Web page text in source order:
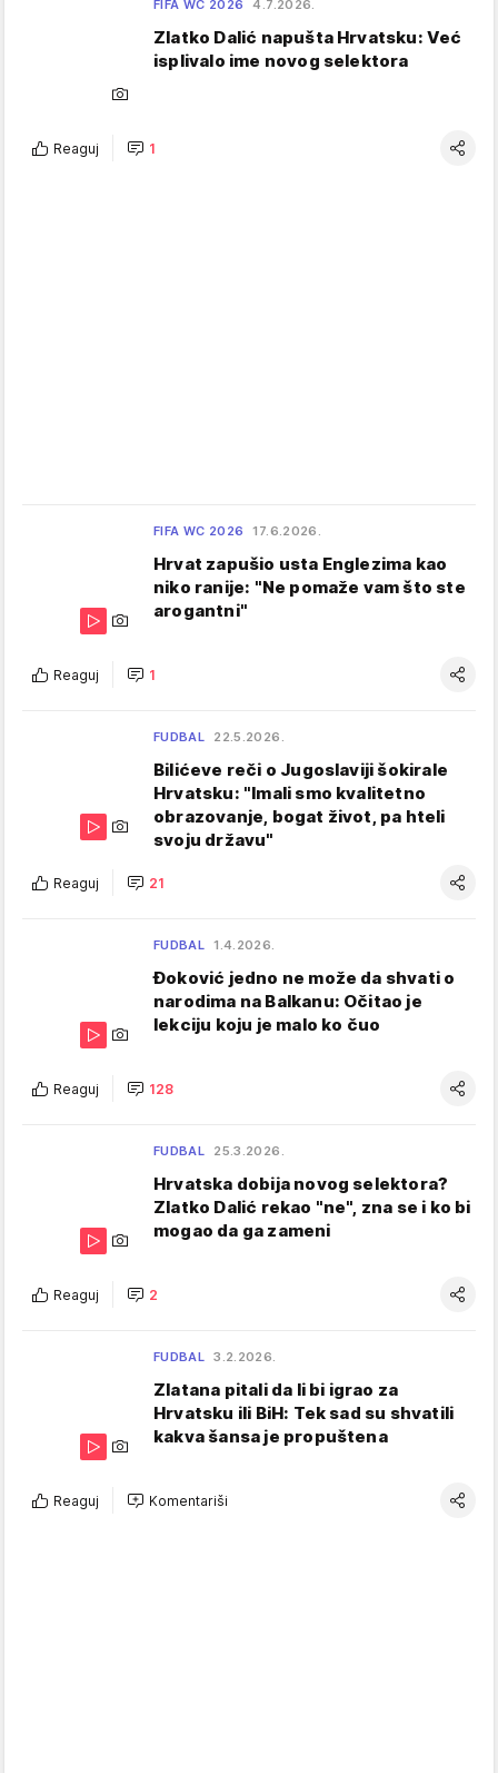
FIFA WC 2026 4.7.2026.
Zlatko Dalić napušta Hrvatsku: Već
isplivalo ime novog selektora
Reaguj 1
FIFA WC 2026 17.6.2026.
Hrvat zapušio usta Englezima kao
niko ranije: "Ne pomaže vam što ste
arogantni"
Reaguj 1
FUDBAL 22.5.2026.
Bilićeve reči o Jugoslaviji šokirale
Hrvatsku: "Imali smo kvalitetno
obrazovanje, bogat život, pa hteli
svoju državu"
Reaguj 21
FUDBAL 1.4.2026.
Đoković jedno ne može da shvati o
narodima na Balkanu: Očitao je
lekciju koju je malo ko čuo
Reaguj 128
FUDBAL 25.3.2026.
Hrvatska dobija novog selektora?
Zlatko Dalić rekao "ne", zna se i ko bi
mogao da ga zameni
Reaguj 2
FUDBAL 3.2.2026.
Zlatana pitali da li bi igrao za
Hrvatsku ili BiH: Tek sad su shvatili
kakva šansa je propuštena
Reaguj Komentariši